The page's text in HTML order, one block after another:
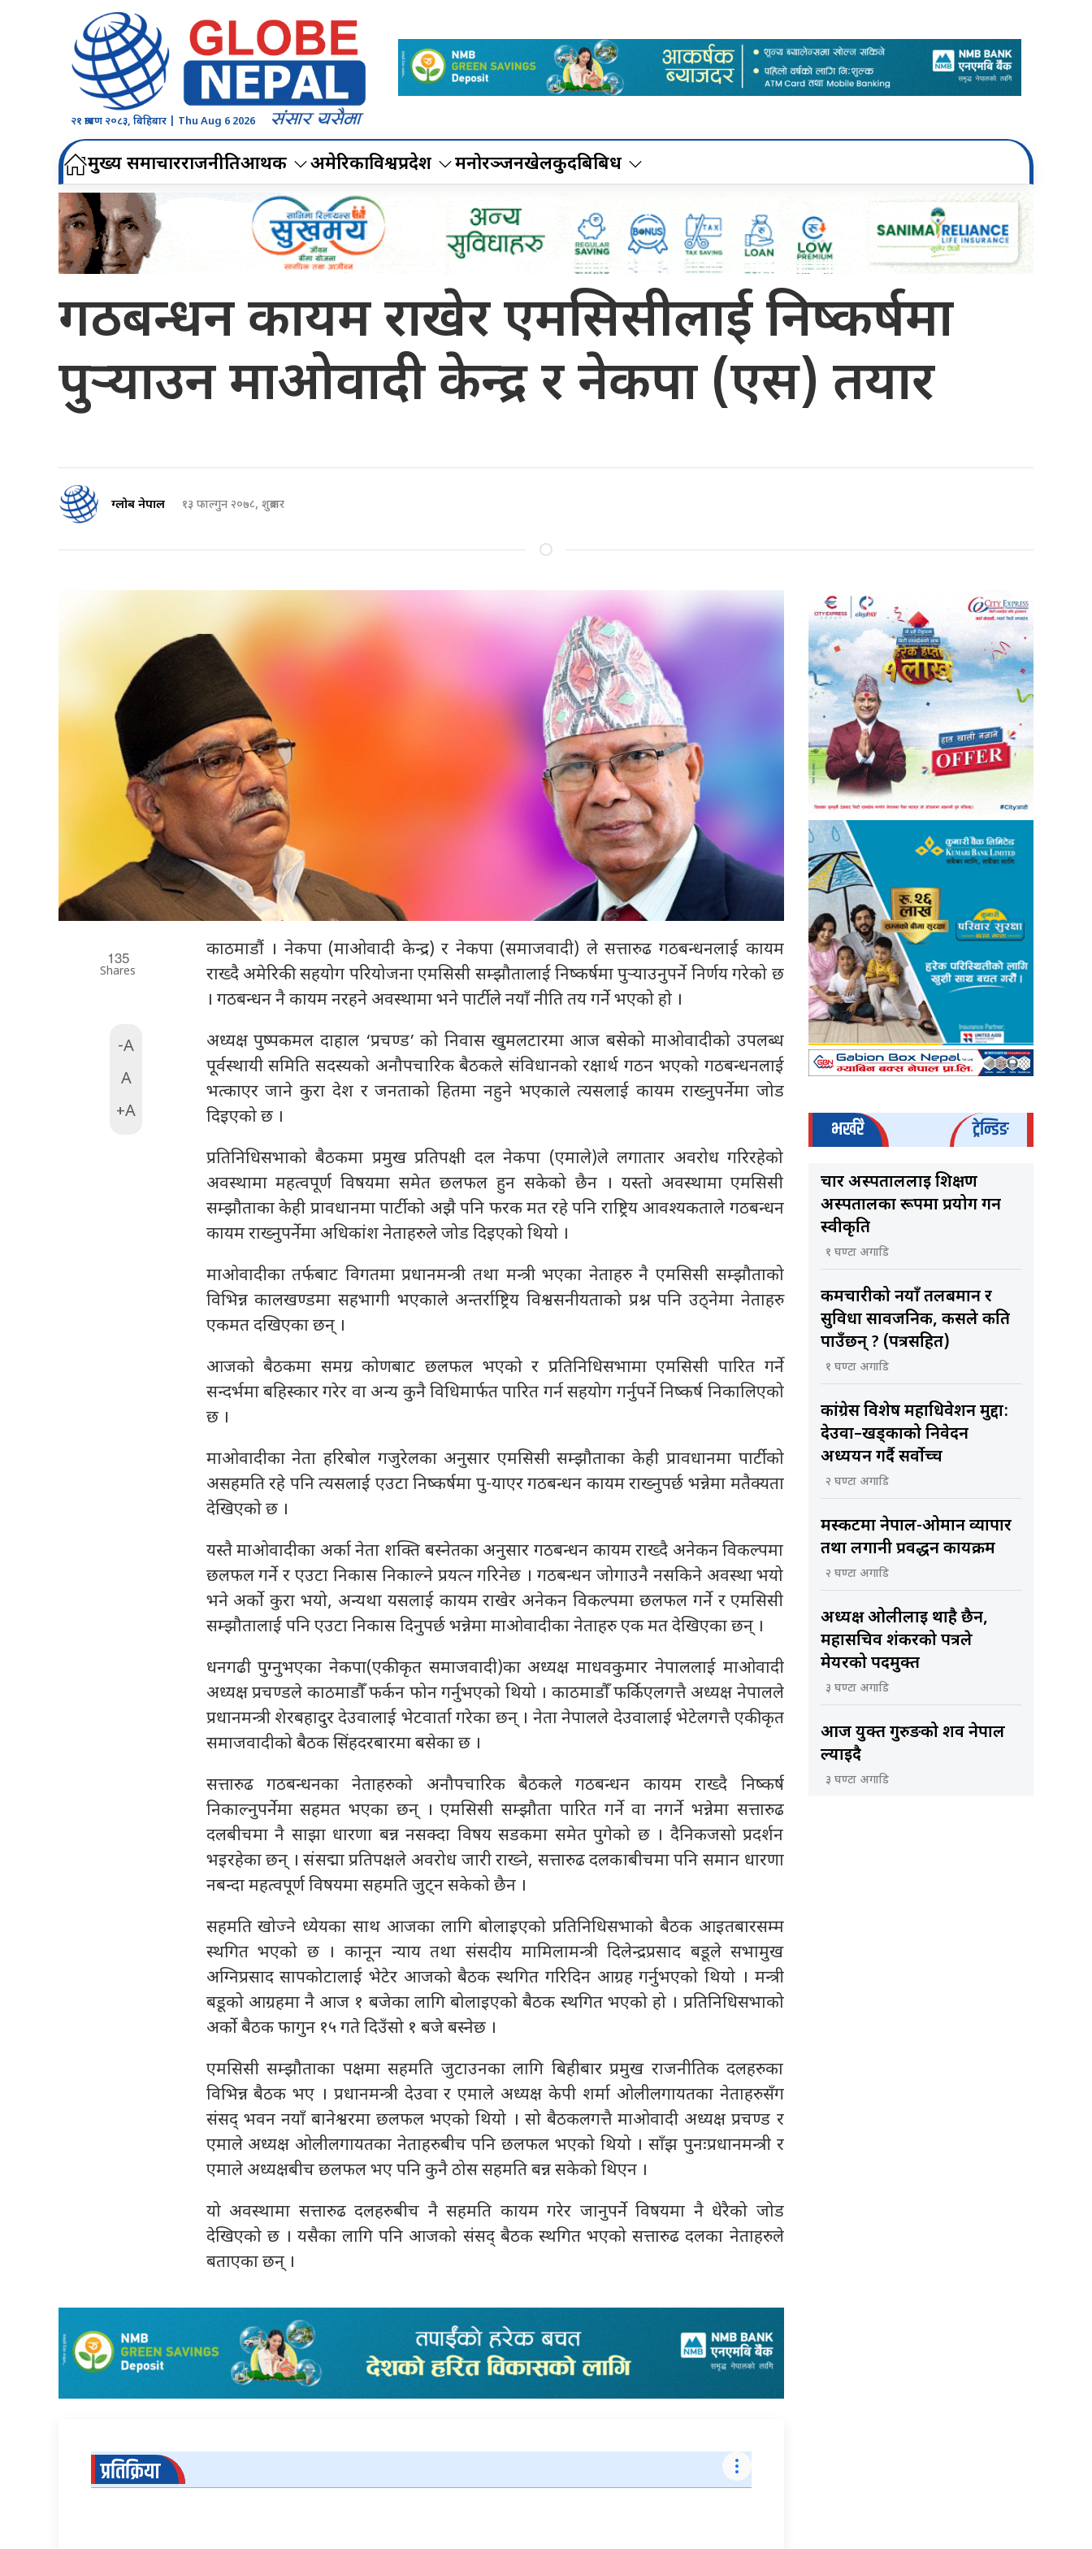
२१ श्रावण २०८३, बिहिबार | Thu Aug 6 2026
मुख्य समाचारराजनीतिआर्थिक अमेरिकाविश्वप्रदेश मनोरञ्जनखेलकुदबिबिध
गठबन्धन कायम राखेर एमसिसीलाई निष्कर्षमा
पुर्‍याउन माओवादी केन्द्र र नेकपा (एस) तयार
ग्लोब नेपाल १३ फाल्गुन २०७८, शुक्रबार
135
Shares
-A
A
+A
काठमाडौं । नेकपा (माओवादी केन्द्र) र नेकपा (समाजवादी) ले सत्तारुढ गठबन्धनलाई कायम
राख्दै अमेरिकी सहयोग परियोजना एमसिसी सम्झौतालाई निष्कर्षमा पुर्‍याउनुपर्ने निर्णय गरेको छ
। गठबन्धन नै कायम नरहने अवस्थामा भने पार्टीले नयाँ नीति तय गर्ने भएको हाे ।
अध्यक्ष पुष्पकमल दाहाल ‘प्रचण्ड’ को निवास खुमलटारमा आज बसेको माओवादीको उपलब्ध
पूर्वस्थायी समिति सदस्यको अनौपचारिक बैठकले संविधानको रक्षार्थ गठन भएको गठबन्धनलाई
भत्काएर जाने कुरा देश र जनताको हितमा नहुने भएकाले त्यसलाई कायम राख्नुपर्नेमा जोड
दिइएको छ ।
प्रतिनिधिसभाको बैठकमा प्रमुख प्रतिपक्षी दल नेकपा (एमाले)ले लगातार अवरोध गरिरहेको
अवस्थामा महत्वपूर्ण विषयमा समेत छलफल हुन सकेको छैन । यस्तो अवस्थामा एमसिसी
सम्झौताका केही प्रावधानमा पार्टीको अझै पनि फरक मत रहे पनि राष्ट्रिय आवश्यकताले गठबन्धन
कायम राख्नुपर्नेमा अधिकांश नेताहरुले जोड दिइएको थियो ।
माओवादीका तर्फबाट विगतमा प्रधानमन्त्री तथा मन्त्री भएका नेताहरु नै एमसिसी सम्झौताको
विभिन्न कालखण्डमा सहभागी भएकाले अन्तर्राष्ट्रिय विश्वसनीयताको प्रश्न पनि उठ्नेमा नेताहरु
एकमत दखिएका छन् ।
आजको बैठकमा समग्र कोणबाट छलफल भएको र प्रतिनिधिसभामा एमसिसी पारित गर्ने
सन्दर्भमा बहिस्कार गरेर वा अन्य कुनै विधिमार्फत पारित गर्न सहयोग गर्नुपर्ने निष्कर्ष निकालिएको
छ ।
माओवादीका नेता हरिबोल गजुरेलका अनुसार एमसिसी सम्झौताका केही प्रावधानमा पार्टीको
असहमति रहे पनि त्यसलाई एउटा निष्कर्षमा पु-याएर गठबन्धन कायम राख्नुपर्छ भन्नेमा मतैक्यता
देखिएको छ ।
यस्तै माओवादीका अर्का नेता शक्ति बस्नेतका अनुसार गठबन्धन कायम राख्दै अनेकन विकल्पमा
छलफल गर्ने र एउटा निकास निकाल्ने प्रयत्न गरिनेछ । गठबन्धन जोगाउनै नसकिने अवस्था भयो
भने अर्को कुरा भयो, अन्यथा यसलाई कायम राखेर अनेकन विकल्पमा छलफल गर्ने र एमसिसी
सम्झौतालाई पनि एउटा निकास दिनुपर्छ भन्नेमा माओवादीका नेताहरु एक मत देखिएका छन् ।
धनगढी पुग्नुभएका नेकपा(एकीकृत समाजवादी)का अध्यक्ष माधवकुमार नेपाललाई माओवादी
अध्यक्ष प्रचण्डले काठमाडौँ फर्कन फोन गर्नुभएको थियो । काठमाडौँ फर्किएलगत्तै अध्यक्ष नेपालले
प्रधानमन्त्री शेरबहादुर देउवालाई भेटवार्ता गरेका छन् । नेता नेपालले देउवालाई भेटेलगत्तै एकीकृत
समाजवादीको बैठक सिंहदरबारमा बसेका छ ।
सत्तारुढ गठबन्धनका नेताहरुको अनौपचारिक बैठकले गठबन्धन कायम राख्दै निष्कर्ष
निकाल्नुपर्नेमा सहमत भएका छन् । एमसिसी सम्झौता पारित गर्ने वा नगर्ने भन्नेमा सत्तारुढ
दलबीचमा नै साझा धारणा बन्न नसक्दा विषय सडकमा समेत पुगेको छ । दैनिकजसो प्रदर्शन
भइरहेका छन् । संसद्मा प्रतिपक्षले अवरोध जारी राख्ने, सत्तारुढ दलकाबीचमा पनि समान धारणा
नबन्दा महत्वपूर्ण विषयमा सहमति जुट्न सकेको छैन ।
सहमति खोज्ने ध्येयका साथ आजका लागि बोलाइएको प्रतिनिधिसभाको बैठक आइतबारसम्म
स्थगित भएको छ । कानून न्याय तथा संसदीय मामिलामन्त्री दिलेन्द्रप्रसाद बडूले सभामुख
अग्निप्रसाद सापकोटालाई भेटेर आजको बैठक स्थगित गरिदिन आग्रह गर्नुभएको थियो । मन्त्री
बडूको आग्रहमा नै आज १ बजेका लागि बोलाइएको बैठक स्थगित भएको हो । प्रतिनिधिसभाको
अर्को बैठक फागुन १५ गते दिउँसो १ बजे बस्नेछ ।
एमसिसी सम्झौताका पक्षमा सहमति जुटाउनका लागि बिहीबार प्रमुख राजनीतिक दलहरुका
विभिन्न बैठक भए । प्रधानमन्त्री देउवा र एमाले अध्यक्ष केपी शर्मा ओलीलगायतका नेताहरुसँग
संसद् भवन नयाँ बानेश्वरमा छलफल भएको थियो । सो बैठकलगत्तै माओवादी अध्यक्ष प्रचण्ड र
एमाले अध्यक्ष ओलीलगायतका नेताहरुबीच पनि छलफल भएको थियो । साँझ पुनःप्रधानमन्त्री र
एमाले अध्यक्षबीच छलफल भए पनि कुनै ठोस सहमति बन्न सकेको थिएन ।
यो अवस्थामा सत्तारुढ दलहरुबीच नै सहमति कायम गरेर जानुपर्ने विषयमा नै धेरैको जोड
देखिएको छ । यसैका लागि पनि आजको संसद् बैठक स्थगित भएको सत्तारुढ दलका नेताहरुले
बताएका छन् ।
प्रतिक्रिया
भर्खरै ट्रेन्डिङ
चार अस्पताललाई शिक्षण
अस्पतालका रूपमा प्रयोग गर्न
स्वीकृति
१ घण्टा अगाडि
कर्मचारीको नयाँ तलबमान र
सुविधा सार्वजनिक, कसले कति
पाउँछन् ? (पत्रसहित)
१ घण्टा अगाडि
कांग्रेस विशेष महाधिवेशन मुद्दा:
देउवा–खड्काको निवेदन
अध्ययन गर्दै सर्वोच्च
२ घण्टा अगाडि
मस्कटमा नेपाल-ओमान व्यापार
तथा लगानी प्रवर्द्धन कार्यक्रम
२ घण्टा अगाडि
अध्यक्ष ओलीलाई थाहै छैन,
महासचिव शंकरको पत्रले
मेयरको पदमुक्त
३ घण्टा अगाडि
आज युक्त गुरुङको शव नेपाल
ल्याइदै
३ घण्टा अगाडि